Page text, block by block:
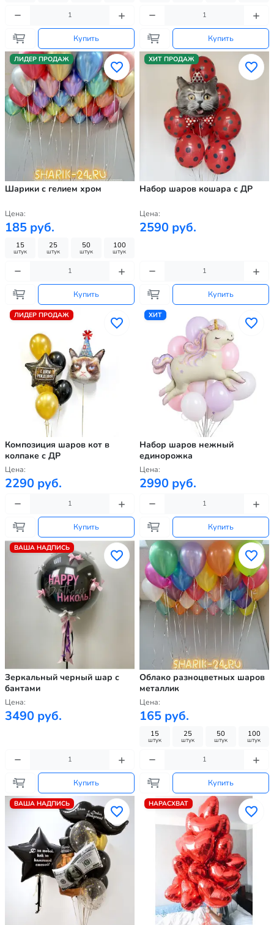
Купить Купить
ЛИДЕР ПРОДАЖ
Шарики с гелием хром
Цена:
185 руб.
15
штук
25
штук
50
штук
100
штук
Купить
ХИТ ПРОДАЖ
Набор шаров кошара с ДР
Цена:
2590 руб.
Купить
ЛИДЕР ПРОДАЖ
Композиция шаров кот в
колпаке с ДР
Цена:
2290 руб.
Купить
ХИТ
Набор шаров нежный
единорожка
Цена:
2990 руб.
Купить
ВАША НАДПИСЬ
Зеркальный черный шар с
бантами
Цена:
3490 руб.
Купить
Облако разноцветных шаров
металлик
Цена:
165 руб.
15
штук
25
штук
50
штук
100
штук
Купить
ВАША НАДПИСЬ НАРАСХВАТ